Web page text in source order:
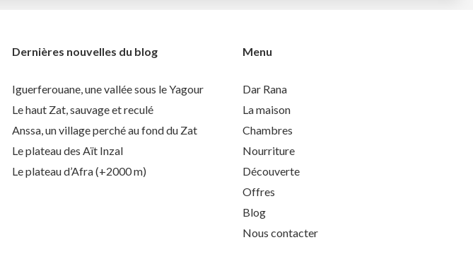
Dernières nouvelles du blog
Iguerferouane, une vallée sous le Yagour
Le haut Zat, sauvage et reculé
Anssa, un village perché au fond du Zat
Le plateau des Aït Inzal
Le plateau d’Afra (+2000 m)
Menu
Dar Rana
La maison
Chambres
Nourriture
Découverte
Offres
Blog
Nous contacter